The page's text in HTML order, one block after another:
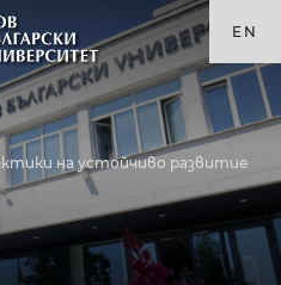
EN
на устойчиво развитие